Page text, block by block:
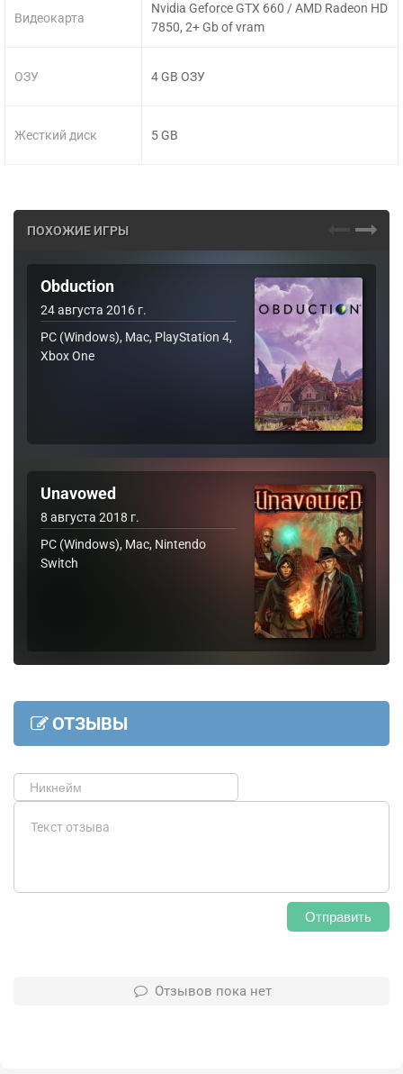
Видеокарта
ОЗУ
Жесткий диск
Nvidia Geforce GTX 660 / AMD Radeon HD
7850, 2+ Gb of vram
4 GB ОЗУ
5 GB
ПОХОЖИЕ ИГРЫ
Obduction
24 августа 2016 г.
PC (Windows), Mac, PlayStation 4,
Xbox One
Unavowed
8 августа 2018 г.
PC (Windows), Mac, Nintendo
Switch
ОТЗЫВЫ
Отправить
Отзывов пока нет